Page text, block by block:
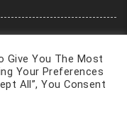
Give You The Most
Your Preferences
All”, You Consent